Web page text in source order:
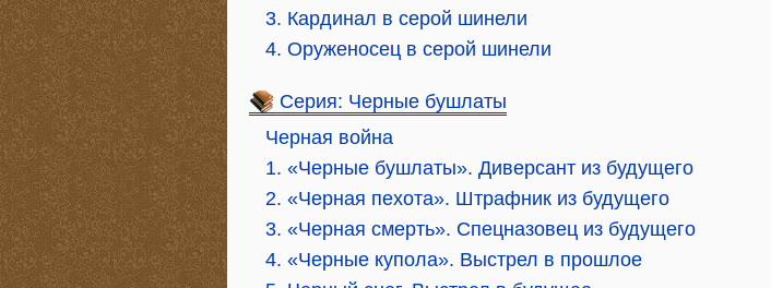
3. Кардинал в серой шинели
4. Оруженосец в серой шинели
Серия: Черные бушлаты
Черная война
1. «Черные бушлаты». Диверсант из будущего
2. «Черная пехота». Штрафник из будущего
3. «Черная смерть». Спецназовец из будущего
4. «Черные купола». Выстрел в прошлое